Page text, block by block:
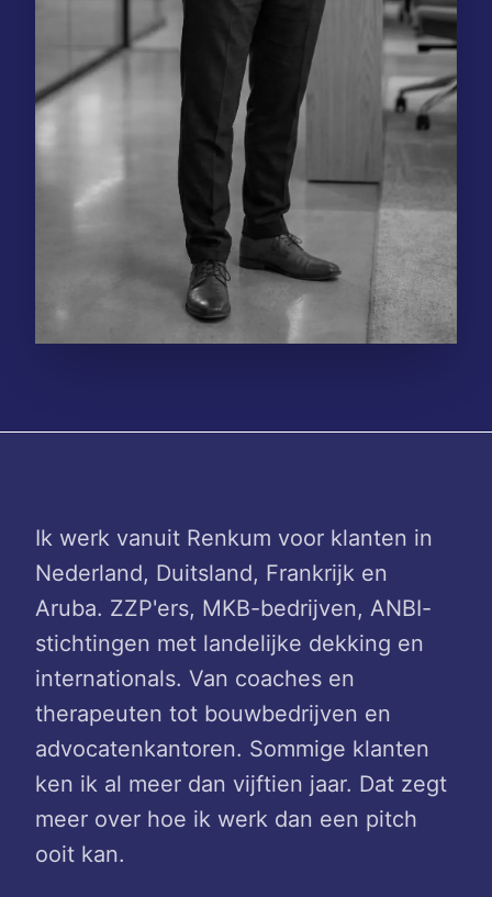
Ik werk vanuit Renkum voor klanten in
Nederland, Duitsland, Frankrijk en
Aruba. ZZP'ers, MKB-bedrijven, ANBI-
stichtingen met landelijke dekking en
internationals. Van coaches en
therapeuten tot bouwbedrijven en
advocatenkantoren. Sommige klanten
ken ik al meer dan vijftien jaar. Dat zegt
meer over hoe ik werk dan een pitch
ooit kan.